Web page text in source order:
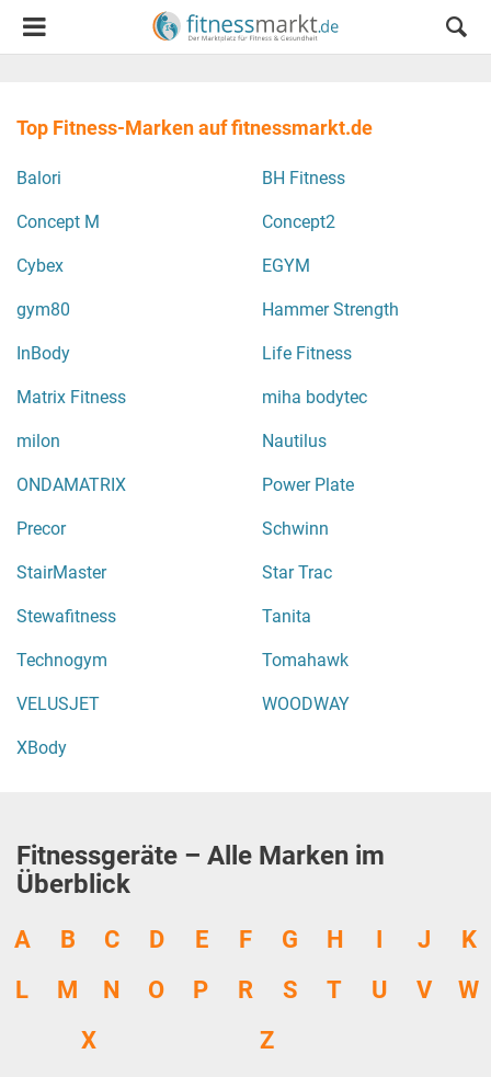
Top Fitness-Marken auf fitnessmarkt.de
Balori BH Fitness
Concept M Concept2
Cybex EGYM
gym80 Hammer Strength
InBody Life Fitness
Matrix Fitness miha bodytec
milon Nautilus
ONDAMATRIX Power Plate
Precor Schwinn
StairMaster Star Trac
Stewafitness Tanita
Technogym Tomahawk
VELUSJET WOODWAY
XBody
Fitnessgeräte – Alle Marken im
Überblick
A B C D E F G H I J
K
L
M N O P R S T U V
W
X
Z